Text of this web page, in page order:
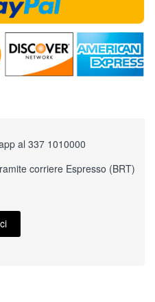
al 337 1010000
corriere Espresso (BRT)